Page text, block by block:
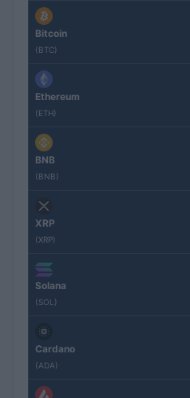
Bitcoin
(BTC)
Ethereum
(ETH)
BNB
(BNB)
XRP
(XRP)
Solana
(SOL)
Cardano
(ADA)